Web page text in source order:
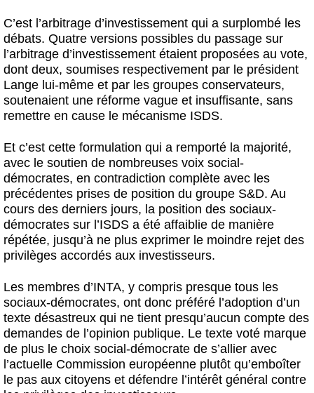
C’est l’arbitrage d’investissement qui a surplombé les
débats. Quatre versions possibles du passage sur
l’arbitrage d’investissement étaient proposées au vote,
dont deux, soumises respectivement par le président
Lange lui-même et par les groupes conservateurs,
soutenaient une réforme vague et insuffisante, sans
remettre en cause le mécanisme ISDS.
Et c’est cette formulation qui a remporté la majorité,
avec le soutien de nombreuses voix social-
démocrates, en contradiction complète avec les
précédentes prises de position du groupe S&D. Au
cours des derniers jours, la position des sociaux-
démocrates sur l’ISDS a été affaiblie de manière
répétée, jusqu’à ne plus exprimer le moindre rejet des
privilèges accordés aux investisseurs.
Les membres d’INTA, y compris presque tous les
sociaux-démocrates, ont donc préféré l’adoption d’un
texte désastreux qui ne tient presqu’aucun compte des
demandes de l’opinion publique. Le texte voté marque
de plus le choix social-démocrate de s’allier avec
l’actuelle Commission européenne plutôt qu’emboîter
le pas aux citoyens et défendre l’intérêt général contre